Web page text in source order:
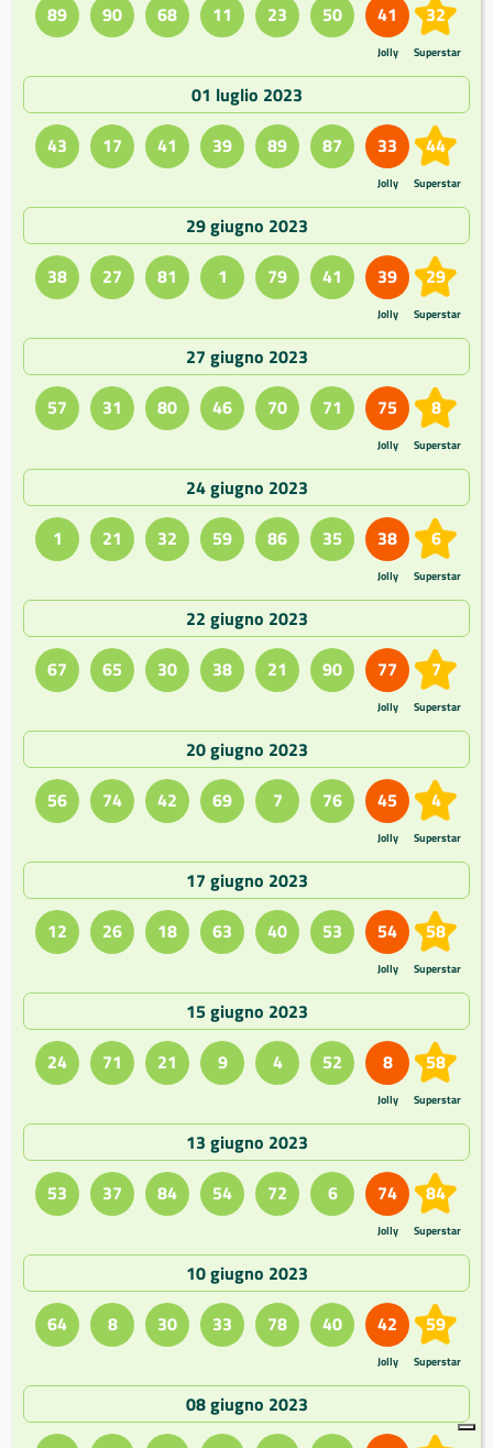
89
90 68 11 23 50 41
Jolly
32
Superstar
01 luglio 2023
43
17 41 39 89 87 33
Jolly
44
Superstar
29 giugno 2023
38
27 81 1 79 41 39
Jolly
29
Superstar
27 giugno 2023
57
31 80 46 70 71 75
Jolly
8
Superstar
24 giugno 2023
1
21 32 59 86 35 38
Jolly
6
Superstar
22 giugno 2023
67
65 30 38 21 90 77
Jolly
7
Superstar
20 giugno 2023
56
74 42 69 7 76 45
Jolly
4
Superstar
17 giugno 2023
12
26 18 63 40 53 54
Jolly
58
Superstar
15 giugno 2023
24
71 21 9 4 52 8
Jolly
58
Superstar
13 giugno 2023
53
37 84 54 72 6 74
Jolly
84
Superstar
10 giugno 2023
64
8 30 33 78 40 42
Jolly
59
Superstar
08 giugno 2023